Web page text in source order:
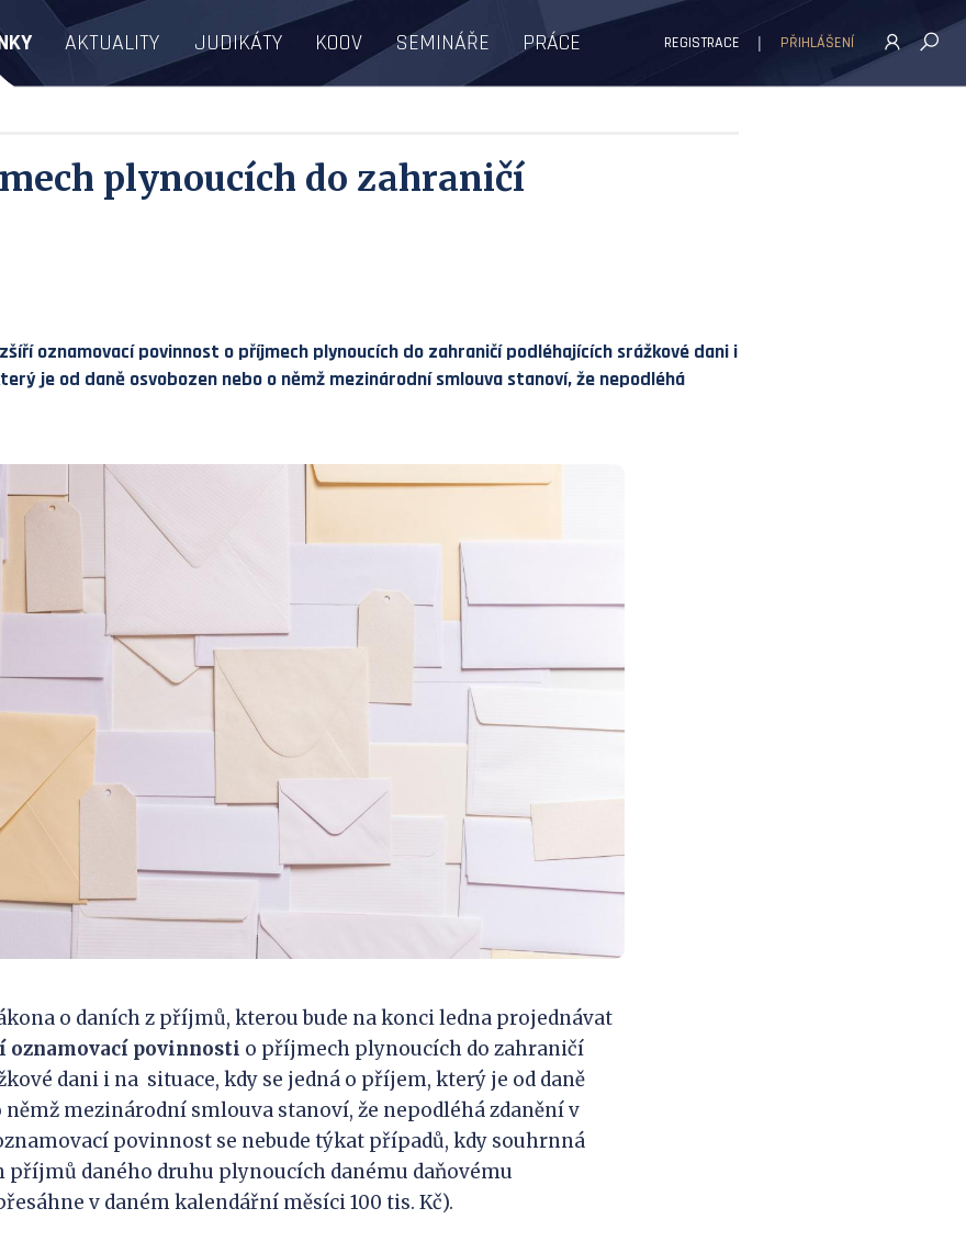
AKTUALITY JUDIKÁTY KOOV SEMINÁŘE PRÁCE REGISTRACE PŘIHLÁŠENÍ
plynoucích do zahraničí
oznamovací povinnost o příjmech plynoucích do zahraničí podléhajících srážkové dani i
je od daně osvobozen nebo o němž mezinárodní smlouva stanoví, že nepodléhá
o daních z příjmů, kterou bude na konci ledna projednávat
oznamovací povinnosti o příjmech plynoucích do zahraničí
dani i na situace, kdy se jedná o příjem, který je od daně
němž mezinárodní smlouva stanoví, že nepodléhá zdanění v
povinnost se nebude týkat případů, kdy souhrnná
příjmů daného druhu plynoucích danému daňovému
v daném kalendářní měsíci 100 tis. Kč).